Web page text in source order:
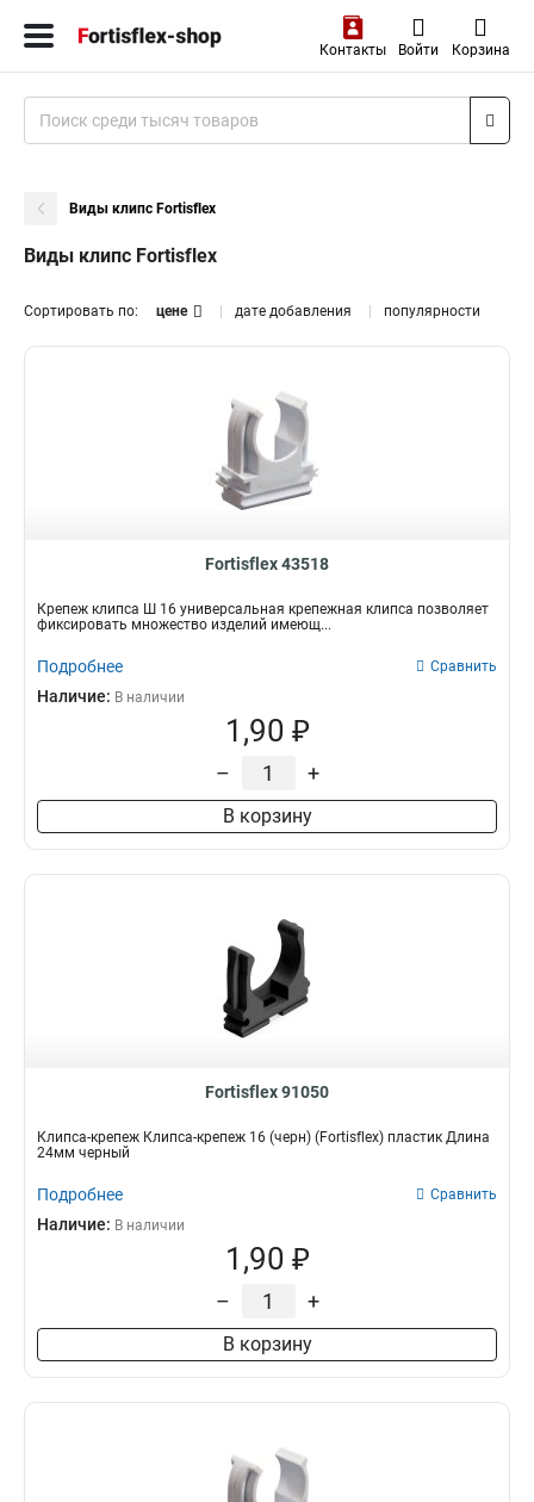
Контакты Войти Корзина
Виды клипс Fortisflex
Виды клипс Fortisflex
Сортировать по: цене дате добавления популярности
Fortisflex 43518
Крепеж клипса Ш 16 универсальная крепежная клипса позволяет
фиксировать множество изделий имеющ...
Подробнее Сравнить
Наличие: В наличии
1,90 ₽
– +
В корзину
Fortisflex 91050
Клипса-крепеж Клипса-крепеж 16 (черн) (Fortisflex) пластик Длина
24мм черный
Подробнее Сравнить
Наличие: В наличии
1,90 ₽
– +
В корзину